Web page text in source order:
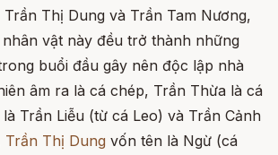
Thị Dung và Trần Tam Nương,
vật này đều trở thành những
buổi đầu gây nên độc lập nhà
âm ra là cá chép, Trần Thừa là cá
Trần Liễu (từ cá Leo) và Trần Cảnh
Trần Thị Dung vốn tên là Ngừ (cá